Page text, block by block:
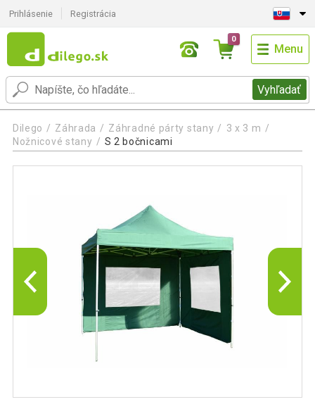
Prihlásenie Registrácia
Vyhľadať
0
Menu
Dilego Záhrada Záhradné párty stany
3 x 3 m
Nožnicové stany
S 2 bočnicami